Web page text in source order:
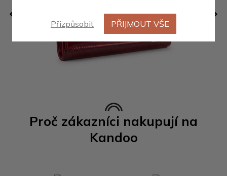
Proč zákazníci nakupují na
Kandoo
Přizpůsobit PŘIJMOUT VŠE